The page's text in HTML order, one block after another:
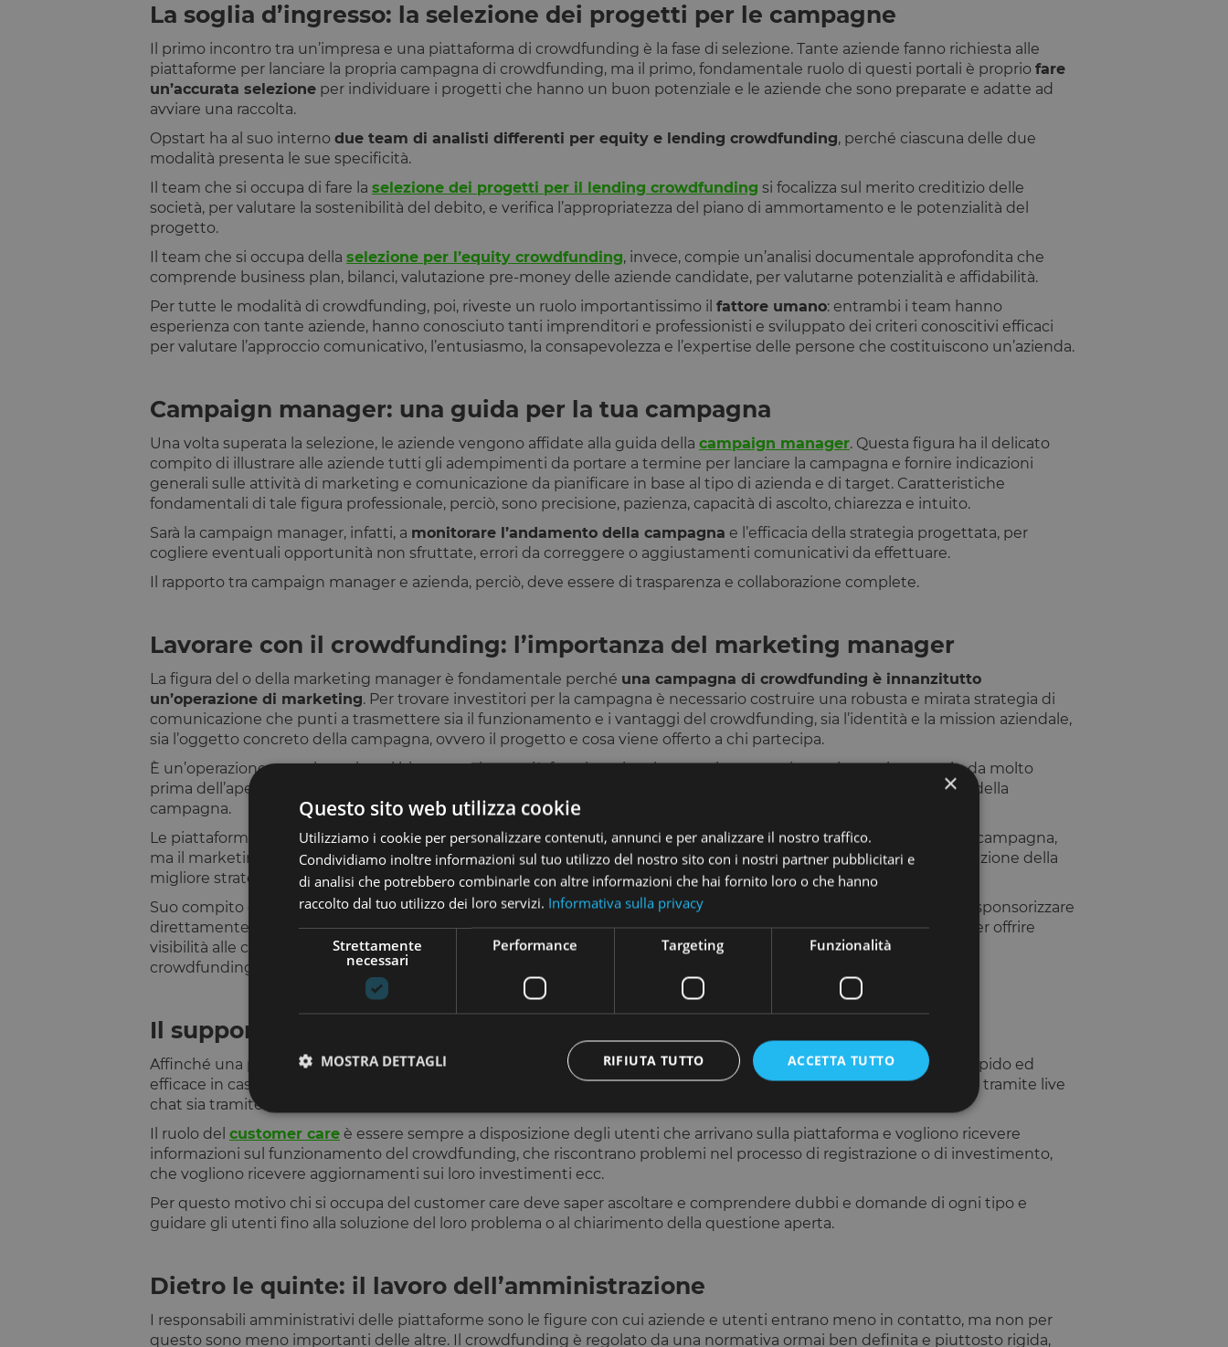
La soglia d’ingresso: la selezione dei progetti per le campagne
Il primo incontro tra un’impresa e una piattaforma di crowdfunding è la fase di selezione. Tante aziende fanno richiesta alle
piattaforme per lanciare la propria campagna di crowdfunding, ma il primo, fondamentale ruolo di questi portali è proprio fare
un’accurata selezione per individuare i progetti che hanno un buon potenziale e le aziende che sono preparate e adatte ad
avviare una raccolta.
Opstart ha al suo interno due team di analisti differenti per equity e lending crowdfunding, perché ciascuna delle due
modalità presenta le sue specificità.
Il team che si occupa di fare la selezione dei progetti per il lending crowdfunding si focalizza sul merito creditizio delle
società, per valutare la sostenibilità del debito, e verifica l’appropriatezza del piano di ammortamento e le potenzialità del
progetto.
Il team che si occupa della selezione per l’equity crowdfunding, invece, compie un’analisi documentale approfondita che
comprende business plan, bilanci, valutazione pre-money delle aziende candidate, per valutarne potenzialità e affidabilità.
Per tutte le modalità di crowdfunding, poi, riveste un ruolo importantissimo il fattore umano: entrambi i team hanno
esperienza con tante aziende, hanno conosciuto tanti imprenditori e professionisti e sviluppato dei criteri conoscitivi efficaci
per valutare l’approccio comunicativo, l’entusiasmo, la consapevolezza e l’expertise delle persone che costituiscono un’azienda.
Campaign manager: una guida per la tua campagna
Una volta superata la selezione, le aziende vengono affidate alla guida della campaign manager. Questa figura ha il delicato
compito di illustrare alle aziende tutti gli adempimenti da portare a termine per lanciare la campagna e fornire indicazioni
generali sulle attività di marketing e comunicazione da pianificare in base al tipo di azienda e di target. Caratteristiche
fondamentali di tale figura professionale, perciò, sono precisione, pazienza, capacità di ascolto, chiarezza e intuito.
Sarà la campaign manager, infatti, a monitorare l’andamento della campagna e l’efficacia della strategia progettata, per
cogliere eventuali opportunità non sfruttate, errori da correggere o aggiustamenti comunicativi da effettuare.
Il rapporto tra campaign manager e azienda, perciò, deve essere di trasparenza e collaborazione complete.
Lavorare con il crowdfunding: l’importanza del marketing manager
La figura del o della marketing manager è fondamentale perché una campagna di crowdfunding è innanzitutto
un’operazione di marketing. Per trovare investitori per la campagna è necessario costruire una robusta e mirata strategia di
comunicazione che punti a trasmettere sia il funzionamento e i vantaggi del crowdfunding, sia l’identità e la mission aziendale,
sia l’oggetto concreto della campagna, ovvero il progetto e cosa viene offerto a chi partecipa.
È un’operazione complessa, in cui bisogna agire su più fronti e coinvolgere attivamente i propri utenti target sin da molto
prima dell’apertura della campagna. Il lavoro di
, infatti, deve essere una fase preliminare al lancio della
campagna.
Le piattaforme di crowdfunding non si occupano direttamente della strategia marketing delle singole aziende in campagna,
ma il marketing manager fornisce comunque consigli pratici e supporto per indirizzare le società verso la strutturazione della
migliore strategia e il monitoraggio dei risultati.
Suo compito è poi gestire leattività di marketing della piattaforma stessa, che da normativa europea non può sponsorizzare
direttamente singole campagne, ma solo il complesso della propria offerta. Questo implica lo studio di strategie per offrire
visibilità alle campagne in corso sui canali di comunicazione della piattaforma e per diffondere consapevolezza sul
crowdfunding e le sue opportunità.
Il supporto del customer care agli investitori
Affinché una piattaforma sia attrattiva per gli investitori, deve anche essere facile da utilizzare e fornire supporto rapido ed
efficace in caso di problemi o per chiarire qualche dubbio. Ecco perché su Opstart il servizio clienti è accessibile sia tramite live
chat sia tramite prenotazione di una call.
Il ruolo del customer care è essere sempre a disposizione degli utenti che arrivano sulla piattaforma e vogliono ricevere
informazioni sul funzionamento del crowdfunding, che riscontrano problemi nel processo di registrazione o di investimento,
che vogliono ricevere aggiornamenti sui loro investimenti ecc.
Per questo motivo chi si occupa del customer care deve saper ascoltare e comprendere dubbi e domande di ogni tipo e
guidare gli utenti fino alla soluzione del loro problema o al chiarimento della questione aperta.
Dietro le quinte: il lavoro dell’amministrazione
I responsabili amministrativi delle piattaforme sono le figure con cui aziende e utenti entrano meno in contatto, ma non per
questo sono meno importanti delle altre. Il crowdfunding è regolato da una normativa ormai ben definita e piuttosto rigida,
×
Questo sito web utilizza cookie
Utilizziamo i cookie per personalizzare contenuti, annunci e per analizzare il nostro traffico.
Condividiamo inoltre informazioni sul tuo utilizzo del nostro sito con i nostri partner pubblicitari e
di analisi che potrebbero combinarle con altre informazioni che hai fornito loro o che hanno
raccolto dal tuo utilizzo dei loro servizi. Informativa sulla privacy
Strettamente
necessari
Performance Targeting Funzionalità
ACCETTA TUTTO
RIFIUTA TUTTO
MOSTRA DETTAGLI
Strettamente necessari Performance Targeting Funzionalità
I cookie strettamente necessari consentono le funzionalità principali del sito web come l'accesso dell'utente e la gestione
dell'account. Il sito web non può essere utilizzato correttamente senza i cookie strettamente necessari.
Nome
Fornitore/
Scadenza Descrizione
Inc.
.calendly.com
59
secondi
vantaggioso per il sito Web, al fine di effettuare rapporti validi
sull'utilizzo del proprio sito Web.
G_ENABLED_IDPS
Google LLC
.www.opstart.it
1 anno 1
mese
Utilizzato per accedere con Google